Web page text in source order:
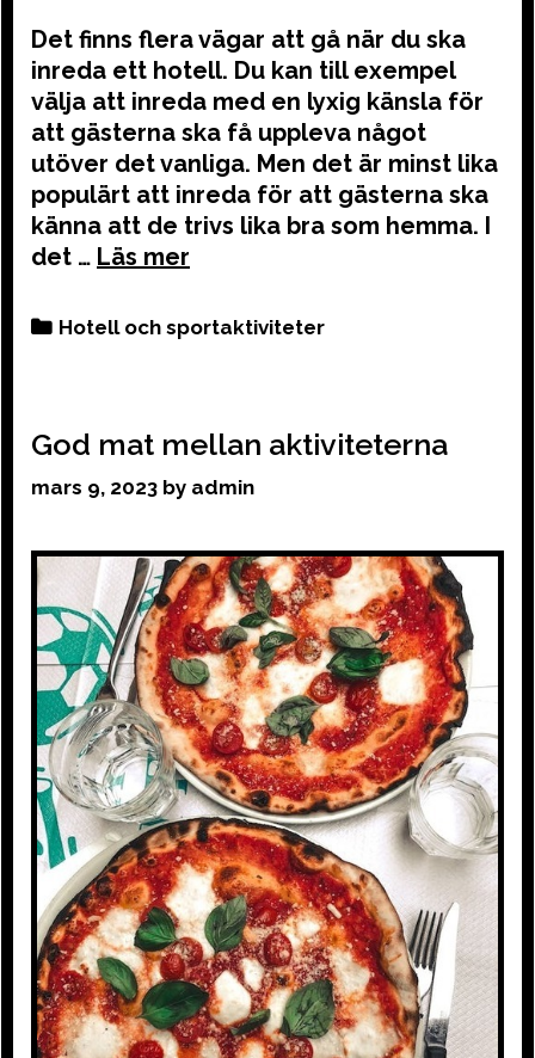
Det finns flera vägar att gå när du ska
inreda ett hotell. Du kan till exempel
välja att inreda med en lyxig känsla för
att gästerna ska få uppleva något
utöver det vanliga. Men det är minst lika
populärt att inreda för att gästerna ska
känna att de trivs lika bra som hemma. I
det …
Categories
Hotell och sportaktiviteter
God mat mellan aktiviteterna
mars 9, 2023 by admin